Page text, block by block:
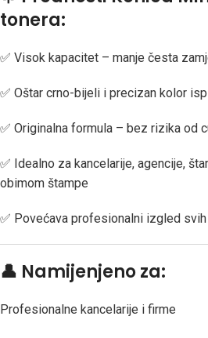
tonera:
✅ Visok kapacitet – manje česta
✅ Oštar crno-bijeli i precizan kolor
✅ Originalna formula – bez rizika od
✅ Idealno za kancelarije, agencije,
obimom štampe
✅ Povećava profesionalni izgled
👤 Namijenjeno za:
Profesionalne kancelarije i firme